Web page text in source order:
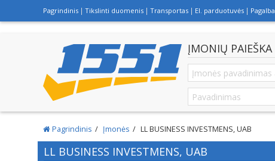
Pagrindinis Tikslinti duomenis Transportas El. parduotuvės Pagalba
ĮMONIŲ PAIEŠKA
Pagrindinis Įmonės LL BUSINESS INVESTMENS, UAB
LL BUSINESS INVESTMENS, UAB